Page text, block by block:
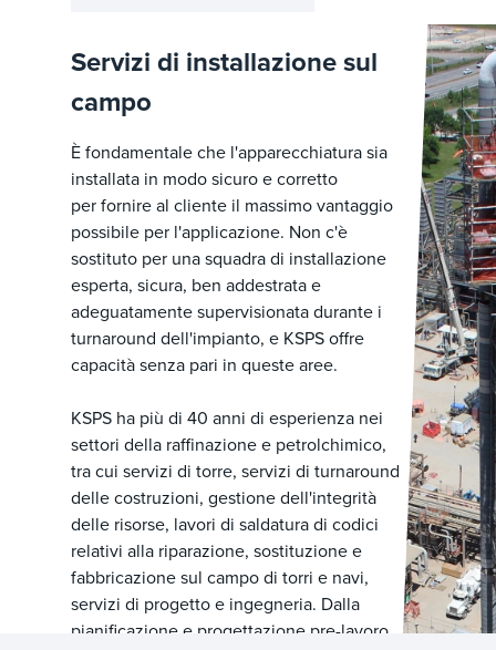
Servizi di installazione sul
campo
È fondamentale che l'apparecchiatura sia
installata in modo sicuro e corretto
per fornire al cliente il massimo vantaggio
possibile per l'applicazione. Non c'è
sostituto per una squadra di installazione
esperta, sicura, ben addestrata e
adeguatamente supervisionata durante i
turnaround dell'impianto, e KSPS offre
capacità senza pari in queste aree.
KSPS ha più di 40 anni di esperienza nei
settori della raffinazione e petrolchimico,
tra cui servizi di torre, servizi di turnaround
delle costruzioni, gestione dell'integrità
delle risorse, lavori di saldatura di codici
relativi alla riparazione, sostituzione e
fabbricazione sul campo di torri e navi,
servizi di progetto e ingegneria. Dalla
pianificazione e progettazione pre-lavoro